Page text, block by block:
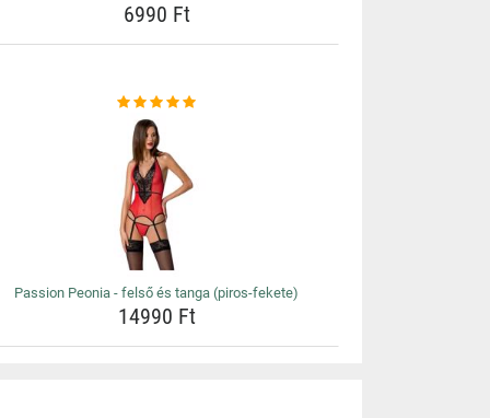
6990 Ft
Passion Peonia - felső és tanga (piros-fekete)
14990 Ft